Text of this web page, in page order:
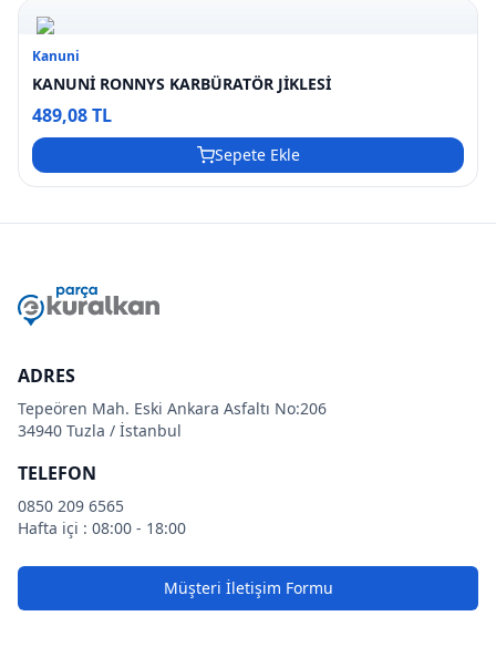
Kanuni
KANUNİ RONNYS KARBÜRATÖR JİKLESİ
489,08 TL
Sepete Ekle
ADRES
Tepeören Mah. Eski Ankara Asfaltı No:206
34940 Tuzla / İstanbul
TELEFON
0850 209 6565
Hafta içi : 08:00 - 18:00
Müşteri İletişim Formu